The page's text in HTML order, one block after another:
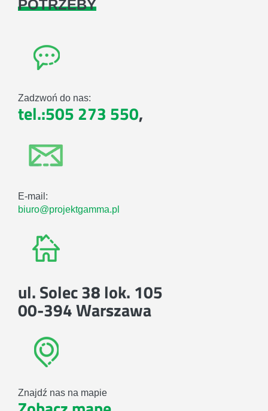
POTRZEBY
Zadzwoń do nas:
tel.:505 273 550,
E-mail:
biuro@projektgamma.pl
ul. Solec 38 lok. 105
00-394 Warszawa
Znajdź nas na mapie